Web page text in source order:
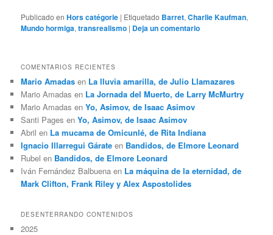
Publicado en Hors catégorie | Etiquetado Barret,Charlie Kaufman,
Mundo hormiga,transrealismo | Deja un comentario
COMENTARIOS RECIENTES
Mario Amadas en La lluvia amarilla, de Julio Llamazares
Mario Amadas en La Jornada del Muerto, de Larry McMurtry
Mario Amadas enYo, Asimov, de Isaac Asimov
Santi Pages enYo, Asimov, de Isaac Asimov
Abril en La mucama de Omicunlé, de Rita Indiana
Ignacio Illarregui Gárate en Bandidos, de Elmore Leonard
Rubel en Bandidos, de Elmore Leonard
Iván Fernández Balbuena en La máquina de la eternidad, de
Mark Clifton, Frank Riley y Alex Aspostolides
DESENTERRANDO CONTENIDOS
2025